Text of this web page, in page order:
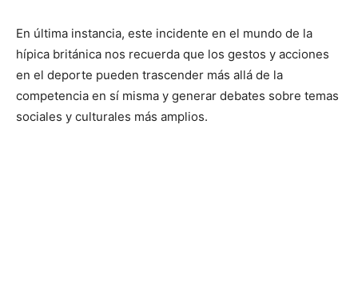
En última instancia, este incidente en el mundo de la
hípica británica nos recuerda que los gestos y acciones
en el deporte pueden trascender más allá de la
competencia en sí misma y generar debates sobre temas
sociales y culturales más amplios.